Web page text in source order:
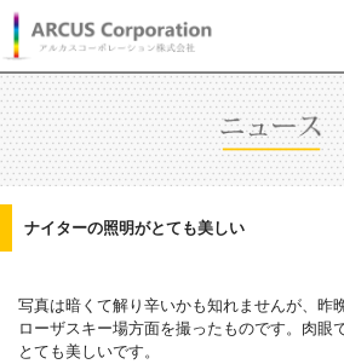
ナイターの照明がとても美しい
写真は暗くて解り辛いかも知れませんが、昨
ローザスキー場方面を撮ったものです。肉眼
とても美しいです。